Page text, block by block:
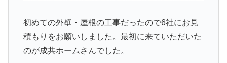
初めての外壁・屋根の工事だったので6社にお見
積もりをお願いしました。最初に来ていただいた
のが成共ホームさんでした。